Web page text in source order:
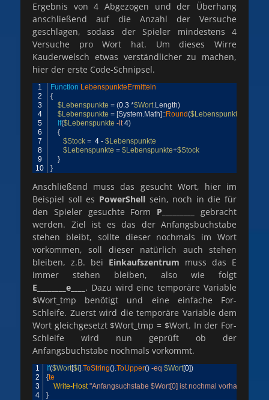
Ergebnis von 4 Abgezogen und der Überhang
anschließend auf die Anzahl der Versuche
geschlagen, sodass der Spieler mindestens 4
Versuche pro Wort hat. Um dieses Wirre
Kauderwelsch etwas verständlicher zu machen,
hier der erste Code-Schnipsel.
1
2
3
4
5
6
7
8
9
10
Function LebenspunkteErmitteln
{
$Lebenspunkte = (0.3 *$Wort.Length)
$Lebenspunkte = [System.Math]::Round($Lebenspunkte
If($Lebenspunkte -lt 4)
{
$Stock = 4 - $Lebenspunkte
$Lebenspunkte = $Lebenspunkte+$Stock
}
}
Anschließend muss das gesucht Wort, hier im
Beispiel soll es PowerShellsein, noch in die für
den Spieler gesuchte Form P_________
gebracht
werden. Ziel ist es das der Anfangsbuchstabe
stehen bleibt, sollte dieser nochmals im Wort
vorkommen, soll dieser natürlich auch stehen
bleiben, z.B. bei Einkaufszentrum muss das E
immer stehen bleiben, also wie folgt
E________e____ . Dazu wird eine temporäre Variable
$Wort_tmp benötigt und eine einfache For-
Schleife. Zuerst wird die temporäre Variable dem
Wort gleichgesetzt $Wort_tmp = $Wort. In der For-
Schleife wird nun geprüft ob der
Anfangsbuchstabe nochmals vorkommt.
1
2
3
4
If($Wort[$i].ToString().ToUpper() -eq $Wort[0])
{te
Write-Host "Anfangsuchstabe $Wort[0] ist nochmal vorhanden"
}